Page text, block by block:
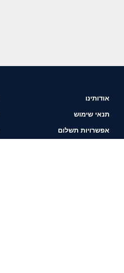
אודותינו
תנאי שימוש
אפשרויות תשלום